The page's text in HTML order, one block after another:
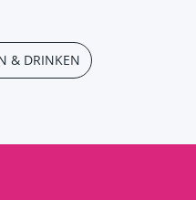
& DRINKEN